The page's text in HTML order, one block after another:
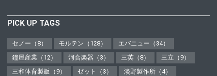
PICK UP TAGS
セノー（8） モルテン（128）
エバニュー（34）
鐘屋産業（12）
河合楽器（3） 三英（8）
三立（9）
三和体育製販（9）
ゼット（3）
淡野製作所（4）